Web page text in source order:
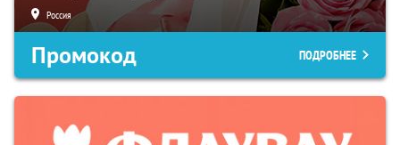
Россия
Промокод ПОДРОБНЕЕ